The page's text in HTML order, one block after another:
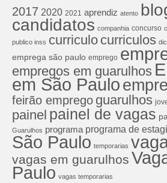
2017 2020 2021 aprendiz atento
candidatos companhia concurso
publico inss curriculo curriculos
emprega são paulo emprego
empregos em guarulhos
em São Paulo
feirão emprego guarulhos
painel painel de vagas
Guarulhos programa programa de
São Paulo temporarias
vagas em guarulhos
Paulo vagas temporarias